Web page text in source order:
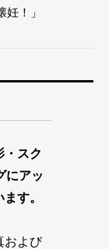
！」
・スク
にアッ
す。
および